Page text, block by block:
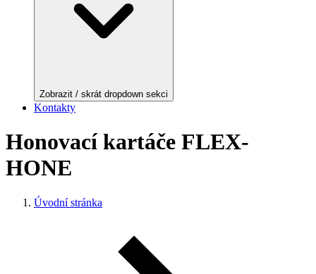
Zobrazit / skrát dropdown sekci
Kontakty
Honovací kartáče FLEX-
HONE
Úvodní stránka